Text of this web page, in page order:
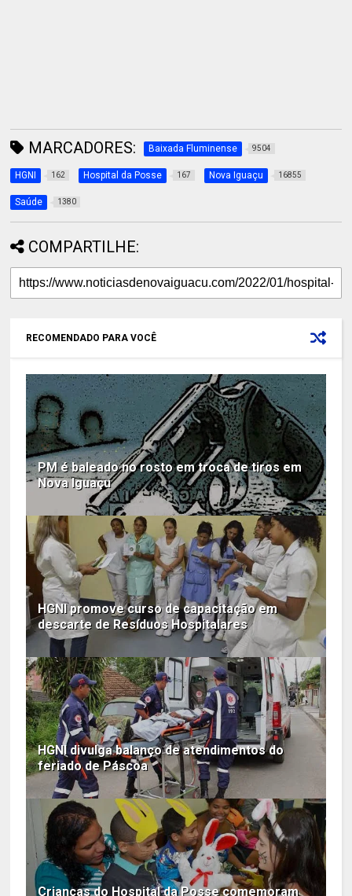
MARCADORES: Baixada Fluminense 9504
HGNI 162 Hospital da Posse 167 Nova Iguaçu 16855
Saúde 1380
COMPARTILHE:
RECOMENDADO PARA VOCÊ
PM é baleado no rosto em troca de tiros em
Nova Iguaçu
HGNI promove curso de capacitação em
descarte de Resíduos Hospitalares
HGNI divulga balanço de atendimentos do
feriado de Páscoa
Crianças do Hospital da Posse comemoram